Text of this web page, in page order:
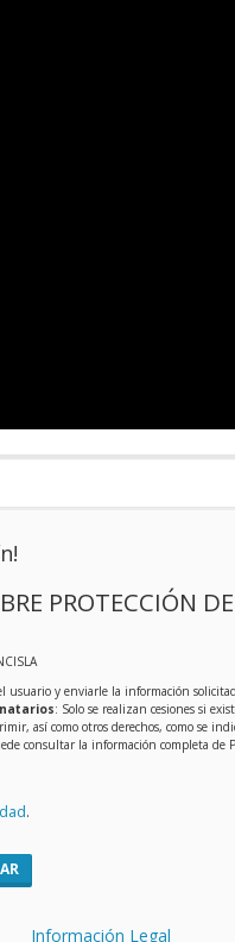
PROTECCIÓN DE
usuario y enviarle la información
: Solo se realizan cesiones si
así como otros derechos, como se
consultar la información completa de
.
Información Legal